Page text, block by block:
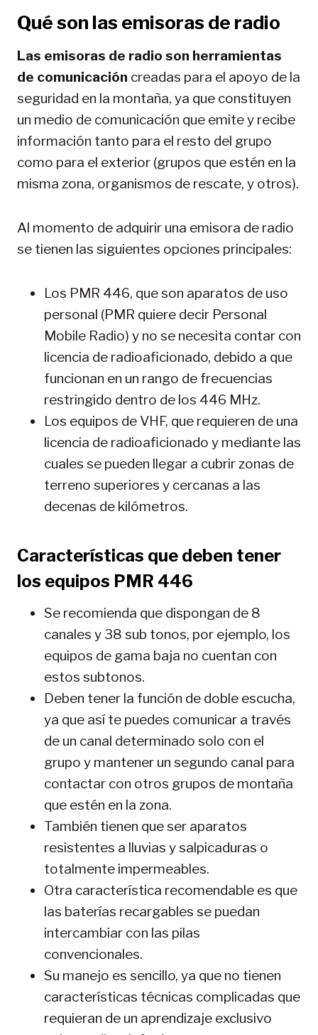
Qué son las emisoras de radio
Las emisoras de radio son herramientas
de comunicación creadas para el apoyo de la
seguridad en la montaña, ya que constituyen
un medio de comunicación que emite y recibe
información tanto para el resto del grupo
como para el exterior (grupos que estén en la
misma zona, organismos de rescate, y otros).
Al momento de adquirir una emisora de radio
se tienen las siguientes opciones principales:
Los PMR 446, que son aparatos de uso
personal (PMR quiere decir Personal
Mobile Radio) y no se necesita contar con
licencia de radioaficionado, debido a que
funcionan en un rango de frecuencias
restringido dentro de los 446 MHz.
Los equipos de VHF, que requieren de una
licencia de radioaficionado y mediante las
cuales se pueden llegar a cubrir zonas de
terreno superiores y cercanas a las
decenas de kilómetros.
Características que deben tener
los equipos PMR 446
Se recomienda que dispongan de 8
canales y 38 sub tonos, por ejemplo, los
equipos de gama baja no cuentan con
estos subtonos.
Deben tener la función de doble escucha,
ya que así te puedes comunicar a través
de un canal determinado solo con el
grupo y mantener un segundo canal para
contactar con otros grupos de montaña
que estén en la zona.
También tienen que ser aparatos
resistentes a lluvias y salpicaduras o
totalmente impermeables.
Otra característica recomendable es que
las baterías recargables se puedan
intercambiar con las pilas
convencionales.
Su manejo es sencillo, ya que no tienen
características técnicas complicadas que
requieran de un aprendizaje exclusivo